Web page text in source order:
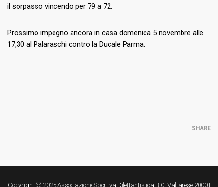
il sorpasso vincendo per 79 a 72.
Prossimo impegno ancora in casa domenica 5 novembre alle
17,30 al Palaraschi contro la Ducale Parma.
SHARE
Copyright (c) 2025 Associazione Sportiva Dilettantistica B.C. Valtarese 2000 |